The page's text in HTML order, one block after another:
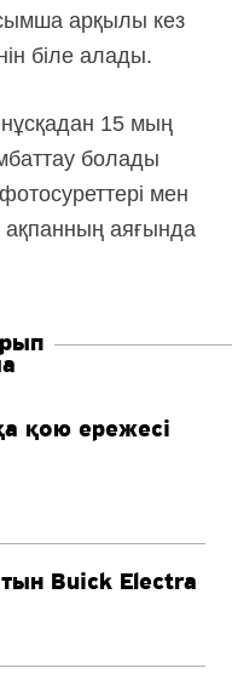
арқылы кез
біле алады.
нұсқадан 15 мың
болады
мен
аяғында
қою ережесі
Buick Electra